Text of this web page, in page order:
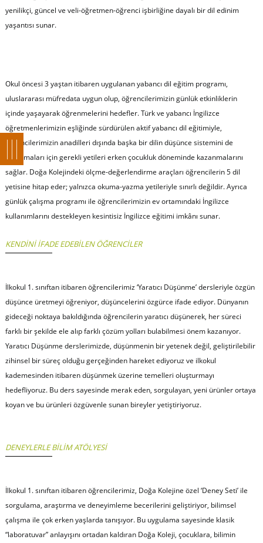
yenilikçi, güncel ve veli-öğretmen-öğrenci işbirliğine dayalı bir dil edinim
yaşantısı sunar.
Okul öncesi 3 yaştan itibaren uygulanan yabancı dil eğitim programı,
uluslararası müfredata uygun olup, öğrencilerimizin günlük etkinliklerin
içinde yaşayarak öğrenmelerini hedefler. Türk ve yabancı İngilizce
öğretmenlerimizin eşliğinde sürdürülen aktif yabancı dil eğitimiyle,
öğrencilerimizin anadilleri dışında başka bir dilin düşünce sistemini de
kavramaları için gerekli yetileri erken çocukluk döneminde kazanmalarını
sağlar. Doğa Kolejindeki ölçme-değerlendirme araçları öğrencilerin 5 dil
yetisine hitap eder; yalnızca okuma-yazma yetileriyle sınırlı değildir. Ayrıca
günlük çalışma programı ile öğrencilerimizin ev ortamındaki İngilizce
kullanımlarını destekleyen kesintisiz İngilizce eğitimi imkânı sunar.
KENDİNİ İFADE EDEBİLEN ÖĞRENCİLER
İlkokul 1. sınıftan itibaren öğrencilerimiz ‘Yaratıcı Düşünme’ dersleriyle özgün
düşünce üretmeyi öğreniyor, düşüncelerini özgürce ifade ediyor. Dünyanın
gideceği noktaya bakıldığında öğrencilerin yaratıcı düşünerek, her süreci
farklı bir şekilde ele alıp farklı çözüm yolları bulabilmesi önem kazanıyor.
Yaratıcı Düşünme derslerimizde, düşünmenin bir yetenek değil, geliştirilebilir
zihinsel bir süreç olduğu gerçeğinden hareket ediyoruz ve ilkokul
kademesinden itibaren düşünmek üzerine temelleri oluşturmayı
hedefliyoruz. Bu ders sayesinde merak eden, sorgulayan, yeni ürünler ortaya
koyan ve bu ürünleri özgüvenle sunan bireyler yetiştiriyoruz.
DENEYLERLE BİLİM ATÖLYESİ
İlkokul 1. sınıftan itibaren öğrencilerimiz, Doğa Kolejine özel ‘Deney Seti’ ile
sorgulama, araştırma ve deneyimleme becerilerini geliştiriyor, bilimsel
çalışma ile çok erken yaşlarda tanışıyor. Bu uygulama sayesinde klasik
“laboratuvar” anlayışını ortadan kaldıran Doğa Koleji, çocuklara, bilimin